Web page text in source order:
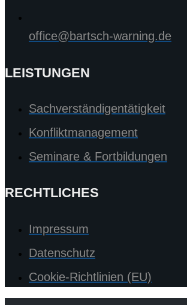
office@bartsch-warning.de
LEISTUNGEN
Sachverständigentätigkeit
Konfliktmanagement
Seminare & Fortbildungen
RECHTLICHES
Impressum
Datenschutz
Cookie-Richtlinien (EU)